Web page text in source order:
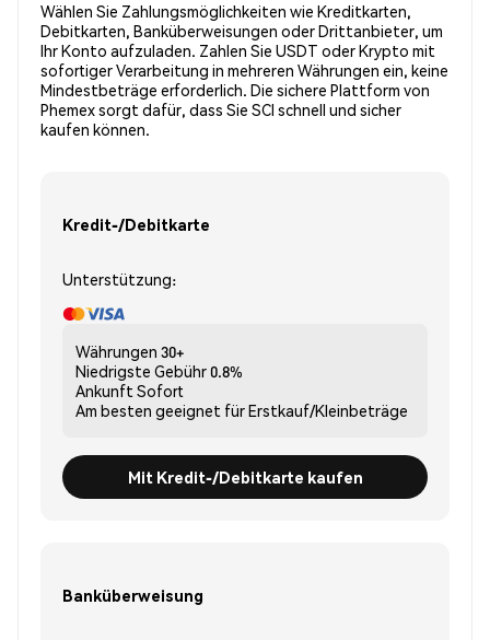
Wählen Sie Zahlungsmöglichkeiten wie Kreditkarten,
Debitkarten, Banküberweisungen oder Drittanbieter, um
Ihr Konto aufzuladen. Zahlen Sie USDT oder Krypto mit
sofortiger Verarbeitung in mehreren Währungen ein, keine
Mindestbeträge erforderlich. Die sichere Plattform von
Phemex sorgt dafür, dass Sie SCI schnell und sicher
kaufen können.
Kredit-/Debitkarte
Unterstützung:
Währungen 30+
Niedrigste Gebühr0.8%
Ankunft Sofort
Am besten geeignet fürErstkauf/Kleinbeträge
Mit Kredit-/Debitkarte kaufen
Banküberweisung